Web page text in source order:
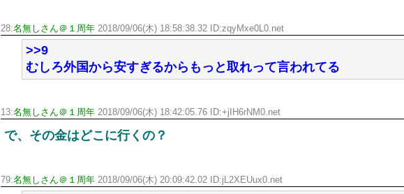
28:名無しさん＠１周年 2018/09/06(木) 18:58:38.32 ID:zqyMxe0L0.net
>>9
むしろ外国から安すぎるからもっと取れって言われてる
13:名無しさん＠１周年 2018/09/06(木) 18:42:05.76 ID:+jIH6rNM0.net
で、その金はどこに行くの？
79:名無しさん＠１周年 2018/09/06(木) 20:09:42.02 ID:jL2XEUux0.net